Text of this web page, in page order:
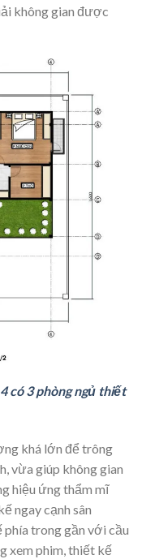
không gian được
có 3 phòng ngủ thiết
khá lớn để trông
vừa giúp không gian
hiệu ứng thẩm mĩ
ngay cạnh sân
trong gần với cầu
xem phim, thiết kế